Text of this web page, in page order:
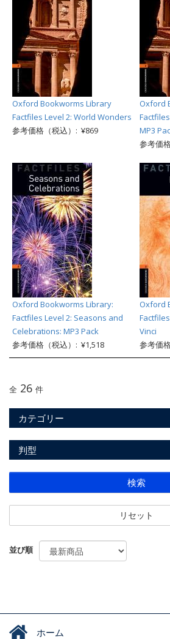
Oxford Bookworms Library
Factfiles Level 2: World Wonders
参考価格（税込）: ¥869
Oxford
MP3
参考価
Oxford Bookworms Library:
Factfiles Level 2: Seasons and
Celebrations: MP3 Pack
参考価格（税込）: ¥1,518
Oxford
Vinci
参考価
全 26 件
カテゴリー
判型
検索
リセット
並び順
ホーム